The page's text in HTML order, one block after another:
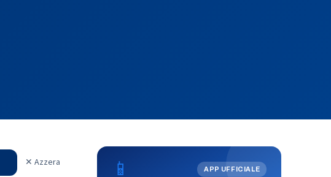
✕ Azzera 📱 APP UFFICIALE